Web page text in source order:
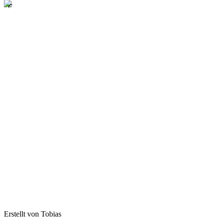
Erstellt von Tobias